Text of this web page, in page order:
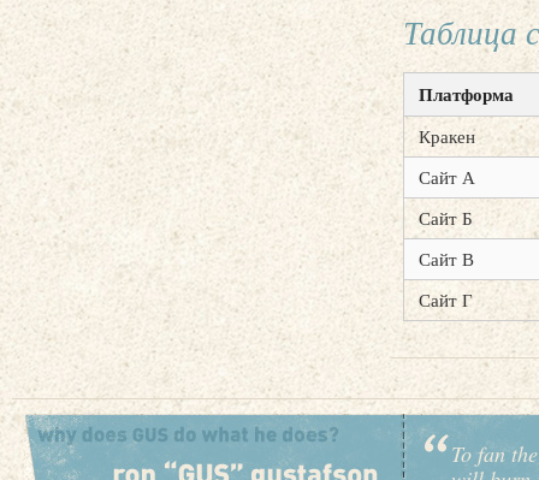
Таблица
Платформа
Кракен
Сайт А
Сайт Б
Сайт В
Сайт Г
To fan